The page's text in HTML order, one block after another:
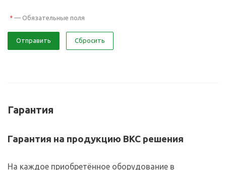
* — Обязательные поля
Отправить Сбросить
Гарантия
Гарантия на продукцию ВКС решения
На каждое приобретённое оборудование в